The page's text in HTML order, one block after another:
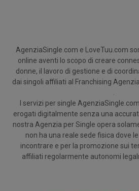
AgenziaSingle.com e LoveTuu.com
online aventi lo scopo di creare
donne, il lavoro di gestione e di
dai singoli affiliati al Franchising
I servizi per single
erogati digitalmente senza una
nostra Agenzia per Single opera
non ha una reale sede fisica dove
incontrare e per la promozione sui
affiliati regolarmente autonomi